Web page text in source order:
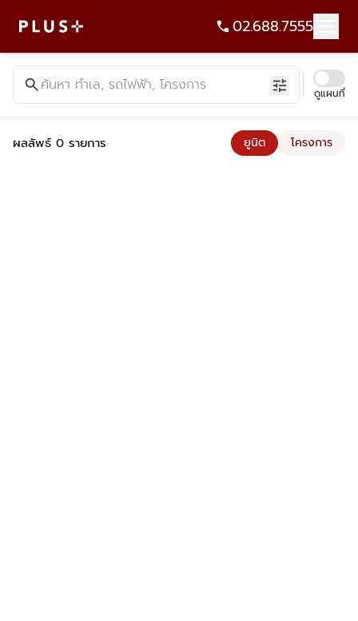
02.688.7555
ค้นหาคอนโด บ้าน ที่ดิน อาคารสำนักงาน ทั้งขายและเช่า - Plus
searchค้นหา ทำเล, รถไฟฟ้า, โครงการ tune ดูแผนที่
ผลลัพธ์ 0 รายการ ยูนิต โครงการ